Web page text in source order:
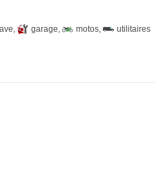
, garage, motos, utilitaires